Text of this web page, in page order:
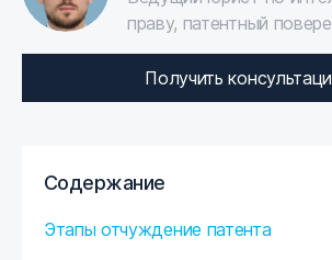
Содержание
Этапы отчуждение патента
праву, патентный
Получить